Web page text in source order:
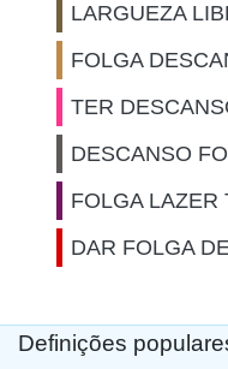
LARGUEZA
FOLGA
TER
DESCANSO
FOLGA LAZER
DAR FOLGA
Definições